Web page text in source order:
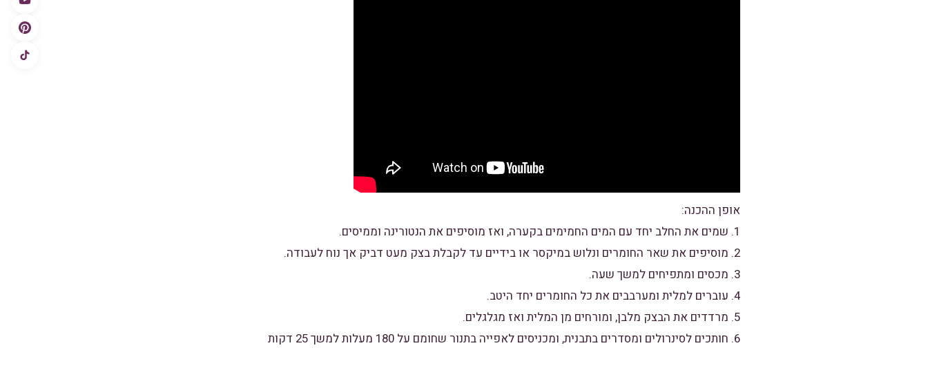
אופן ההכנה:
1. שמים את החלב יחד עם המים החמימים בקערה, ואז מוסיפים את הנטורינה וממיסים.
2. מוסיפים את שאר החומרים ונלוש במיקסר או בידיים עד לקבלת בצק מעט דביק אך נוח לעבודה.
3. מכסים ומתפיחים למשך שעה.
4. עוברים למלית ומערבבים את כל החומרים יחד היטב.
5. מרדדים את הבצק מלבן, ומורחים מן המלית ואז מגלגלים.
6. חותכים לסינרולים ומסדרים בתבנית, ומכניסים לאפייה בתנור שחומם על 180 מעלות למשך 25 דקות